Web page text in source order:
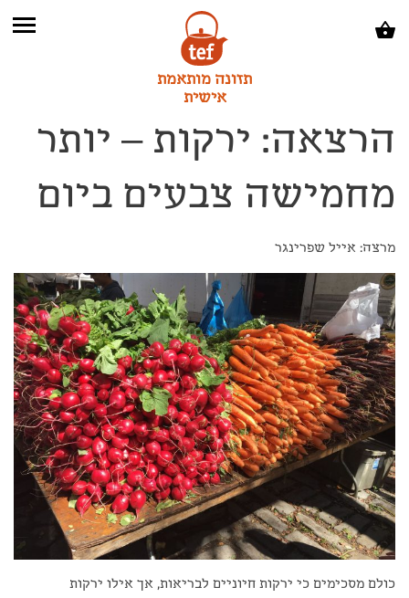
תזונה מותאמת
אישית
הרצאה: ירקות – יותר
מחמישה צבעים ביום
מרצה: אייל שפרינגר
כולם מסכימים כי ירקות חיוניים לבריאות, אך אילו ירקות